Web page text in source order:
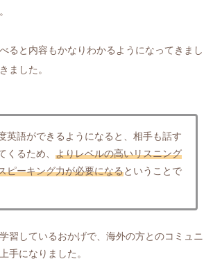
ると内容もかなりわかるようになってきまし
ました。
英語ができるようになると、相手も話す
くるため、よりレベルの高いリスニング
ピーキング力が必要になるということで
習しているおかげで、海外の方とのコミュニ
手になりました。